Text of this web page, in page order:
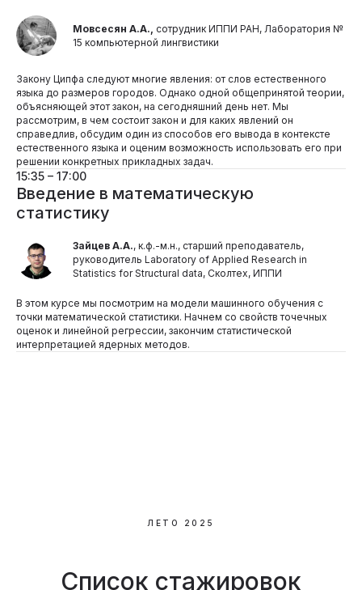
Мовсесян А.А., сотрудник ИППИ РАН, Лаборатория №
15 компьютерной лингвистики
Закону Ципфа следуют многие явления: от слов естественного
языка до размеров городов. Однако одной общепринятой теории,
объясняющей этот закон, на сегодняшний день нет. Мы
рассмотрим, в чем состоит закон и для каких явлений он
справедлив, обсудим один из способов его вывода в контексте
естественного языка и оценим возможность использовать его при
решении конкретных прикладных задач.
15:35 – 17:00
Введение в математическую
статистику
Зайцев А.А., к.ф.-м.н., cтарший преподаватель,
руководитель Laboratory of Applied Research in
Statistics for Structural data, Сколтех, ИППИ
В этом курсе мы посмотрим на модели машинного обучения с
точки математической статистики. Начнем со свойств точечных
оценок и линейной регрессии, закончим статистической
интерпретацией ядерных методов.
ЛЕТО 2025
Список стажировок